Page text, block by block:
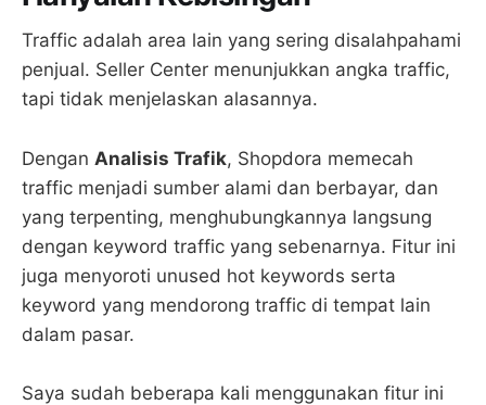
Traffic adalah area lain yang sering disalahpahami
penjual. Seller Center menunjukkan angka traffic,
tapi tidak menjelaskan alasannya.
Dengan Analisis Trafik, Shopdora memecah
traffic menjadi sumber alami dan berbayar, dan
yang terpenting, menghubungkannya langsung
dengan keyword traffic yang sebenarnya. Fitur ini
juga menyoroti unused hot keywords serta
keyword yang mendorong traffic di tempat lain
dalam pasar.
Saya sudah beberapa kali menggunakan fitur ini